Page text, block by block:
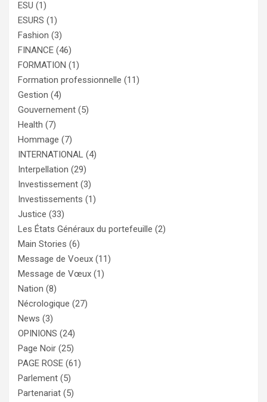
ESU (1)
ESURS (1)
Fashion (3)
FINANCE (46)
FORMATION (1)
Formation professionnelle (11)
Gestion (4)
Gouvernement (5)
Health (7)
Hommage (7)
INTERNATIONAL (4)
Interpellation (29)
Investissement (3)
Investissements (1)
Justice (33)
Les États Généraux du portefeuille (2)
Main Stories (6)
Message de Voeux (11)
Message de Vœux (1)
Nation (8)
Nécrologique (27)
News (3)
OPINIONS (24)
Page Noir (25)
PAGE ROSE (61)
Parlement (5)
Partenariat (5)